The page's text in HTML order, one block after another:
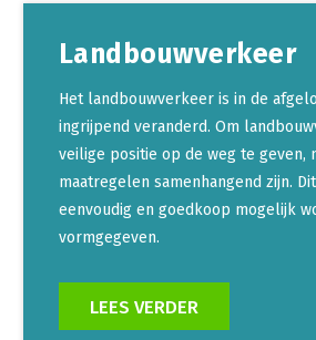
Landbouwverkeer
Het landbouwverkeer is in de
ingrijpend veranderd. Om
veilige positie op de weg te geven,
maatregelen samenhangend zijn.
eenvoudig en goedkoop mogelijk
vormgegeven.
LEES VERDER